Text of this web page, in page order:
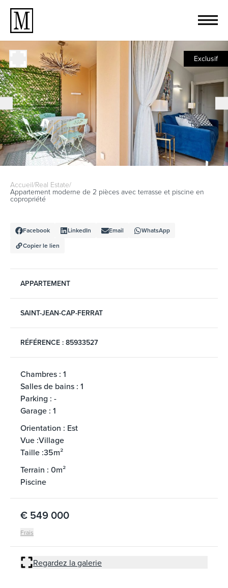
Exclusif
Accueil/Real Estate/
Appartement moderne de 2 pièces avec terrasse et piscine en
copropriété
Facebook LinkedIn Email
WhatsApp
Copier le lien
APPARTEMENT
SAINT-JEAN-CAP-FERRAT
RÉFÉRENCE : 85933527
Chambres : 1
Salles de bains : 1
Parking : -
Garage : 1
Orientation : Est
Vue :Village
Taille :35m²
Terrain : 0m²
Piscine
€ 549 000
Frais
Regardez la galerie